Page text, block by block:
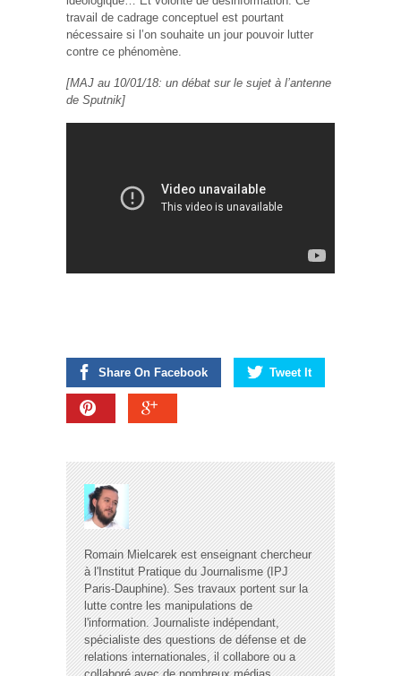
travail de cadrage conceptuel est pourtant
nécessaire si l’on souhaite un jour pouvoir lutter
contre ce phénomène.
[MAJ au 10/01/18: un débat sur le sujet à l’antenne
de Sputnik]
Share On Facebook Tweet It
Romain Mielcarek est enseignant chercheur
à l'Institut Pratique du Journalisme (IPJ
Paris-Dauphine). Ses travaux portent sur la
lutte contre les manipulations de
l'information. Journaliste indépendant,
spécialiste des questions de défense et de
relations internationales, il collabore ou a